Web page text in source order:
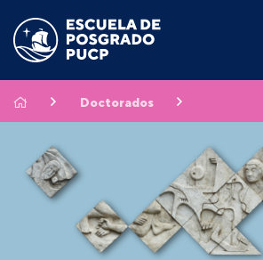
Doctorados